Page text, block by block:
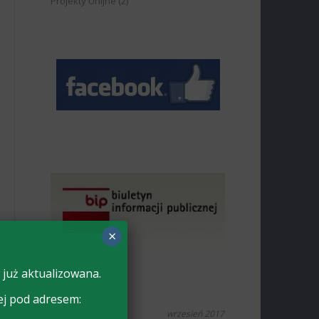
wrzesień 2017
aktualizowana.
pod adresem:
×